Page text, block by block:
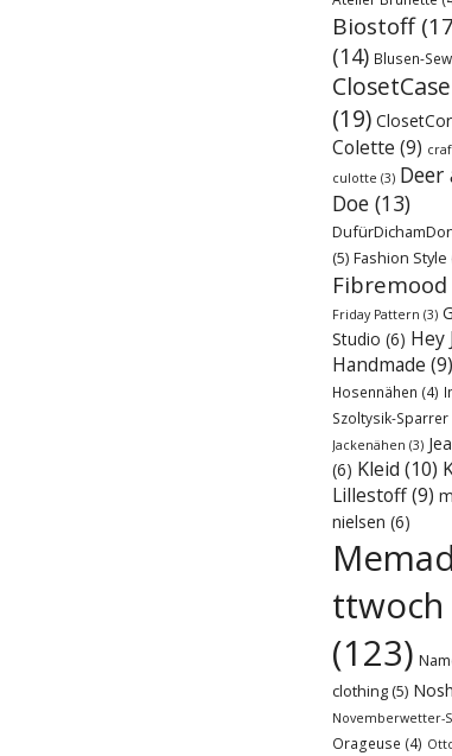
Biostoff
(14) Blusen-
(19)
Colette (9)
culotte (3) Deer
Doe (13)
(5) Fashion Style
Fibremood
Friday Pattern (3)
Studio (6) Hey
Handmade (9)
Hosennähen (4)
Szoltysik-Sparrer
Jackenähen (3)
(6) Kleid (10)
Lillestoff(9)
nielsen (6)
ttwoch
(123)
clothing (5) Nosh
Novemberwetter-
Orageuse (4)